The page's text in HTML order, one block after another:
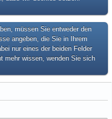
müssen Sie entweder den
angeben, die Sie in Ihrem
nur eines der beiden Felder
mehr wissen, wenden Sie sich